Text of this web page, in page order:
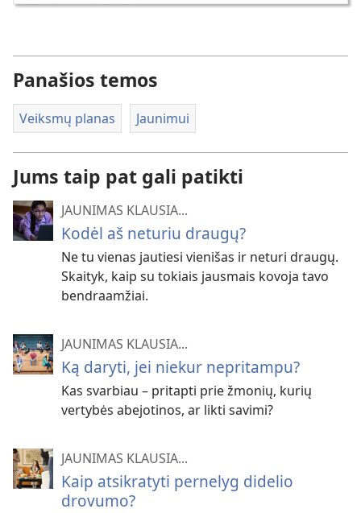
Panašios temos
Veiksmų planas Jaunimui
Jums taip pat gali patikti
JAUNIMAS KLAUSIA...
Kodėl aš neturiu draugų?
Ne tu vienas jautiesi vienišas ir neturi draugų.
Skaityk, kaip su tokiais jausmais kovoja tavo
bendraamžiai.
JAUNIMAS KLAUSIA...
Ką daryti, jei niekur nepritampu?
Kas svarbiau – pritapti prie žmonių, kurių
vertybės abejotinos, ar likti savimi?
JAUNIMAS KLAUSIA...
Kaip atsikratyti pernelyg didelio
drovumo?